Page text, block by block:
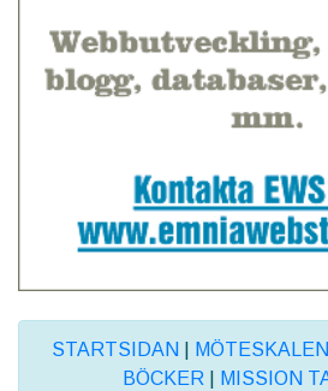
STARTSIDAN
BÖCKER
MISSION